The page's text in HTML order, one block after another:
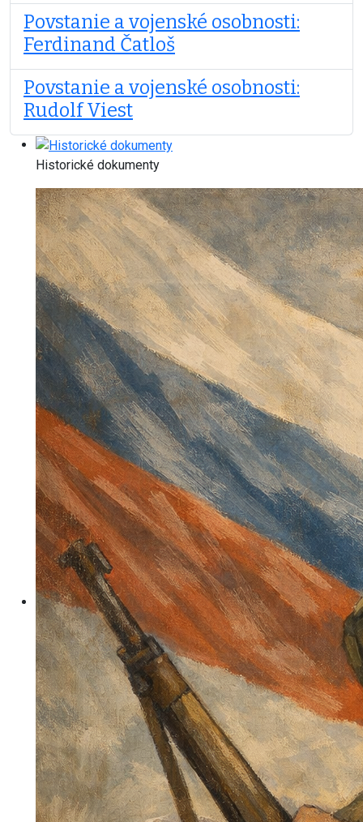
Povstanie a vojenské osobnosti:
Ferdinand Čatloš
Povstanie a vojenské osobnosti:
Rudolf Viest
Historické dokumenty